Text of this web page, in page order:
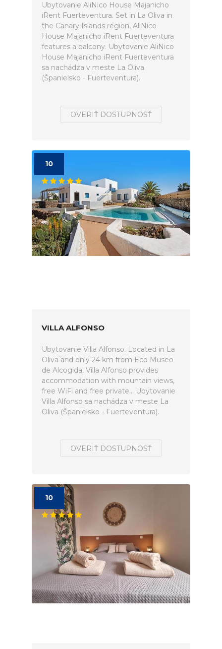
Ubytovanie AliNico House Majanicho
iRent Fuerteventura. Set in La Oliva in
the Canary Islands region, AliNico
House Majanicho iRent Fuerteventura
features a balcony. Ubytovanie AliNico
House Majanicho iRent Fuerteventura
sa nachádza v meste La Oliva
(Španielsko - Fuerteventura).
OVERIŤ DOSTUPNOSŤ
10
VILLA ALFONSO
Ubytovanie Villa Alfonso. Located in La
Oliva and only 24 km from Eco Museo
de Alcogida, Villa Alfonso provides
accommodation with mountain views,
free WiFi and free private... Ubytovanie
Villa Alfonso sa nachádza v meste La
Oliva (Španielsko - Fuerteventura).
OVERIŤ DOSTUPNOSŤ
10